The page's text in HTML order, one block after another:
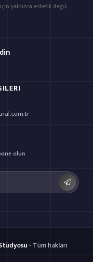
yalnızca estetik değil,
olun
- Tüm hakları